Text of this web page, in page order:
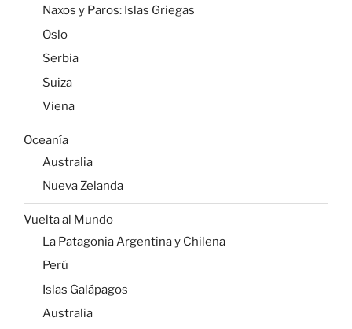
Naxos y Paros: Islas Griegas
Oslo
Serbia
Suiza
Viena
Oceanía
Australia
Nueva Zelanda
Vuelta al Mundo
La Patagonia Argentina y Chilena
Perú
Islas Galápagos
Australia